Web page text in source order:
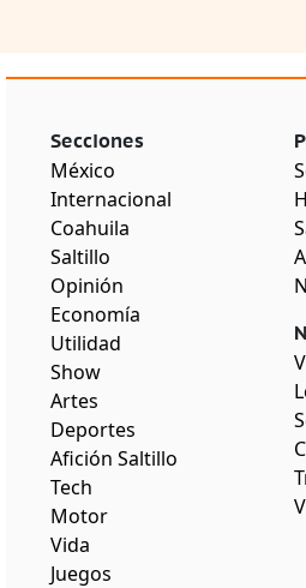
Secciones
México
Internacional
Coahuila
Saltillo
Opinión
Economía
Utilidad
Show
Artes
Deportes
Afición Saltillo
Tech
Motor
Vida
Juegos